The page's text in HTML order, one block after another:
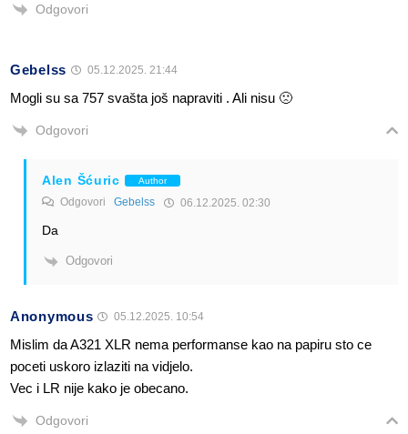
Odgovori
Gebelss 05.12.2025. 21:44
Mogli su sa 757 svašta još napraviti . Ali nisu 🙁
Odgovori
Alen Šćuric Author
Odgovori Gebelss 06.12.2025. 02:30
Da
Odgovori
Anonymous 05.12.2025. 10:54
Mislim da A321 XLR nema performanse kao na papiru sto ce
poceti uskoro izlaziti na vidjelo.
Vec i LR nije kako je obecano.
Odgovori